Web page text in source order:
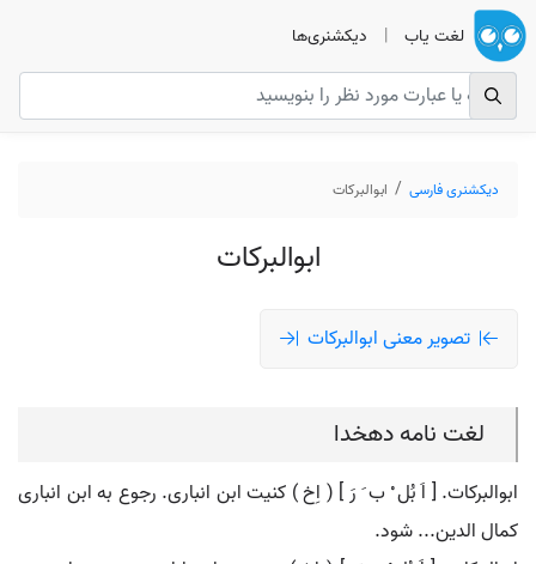
لغت یاب | دیکشنری‌ها
دیکشنری فارسی ابوالبرکات
ابوالبرکات
تصویر معنی ابوالبرکات
لغت نامه دهخدا
ابوالبرکات. [ اَ بُل ْ ب َ رَ ] ( اِخ ) کنیت ابن انباری. رجوع به ابن انباری
کمال الدین... شود.